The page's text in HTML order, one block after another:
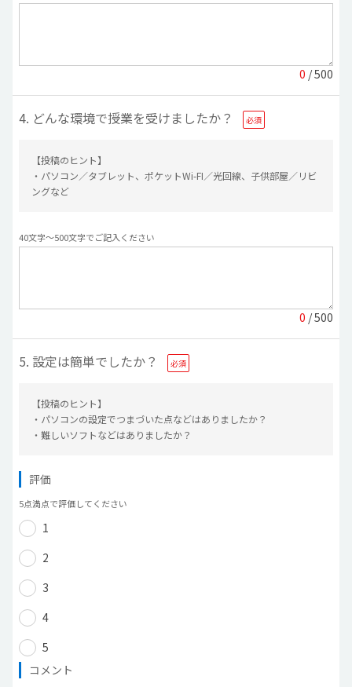
0 / 500
4. どんな環境で授業を受けましたか？
【投稿のヒント】
・パソコン／タブレット、ポケットWi-FI／光回線、子供部屋／リビ
ングなど
40文字〜500文字でご記入ください
0 / 500
5. 設定は簡単でしたか？
【投稿のヒント】
・パソコンの設定でつまづいた点などはありましたか？
・難しいソフトなどはありましたか？
評価
5点満点で評価してください
1
2
3
4
5
コメント